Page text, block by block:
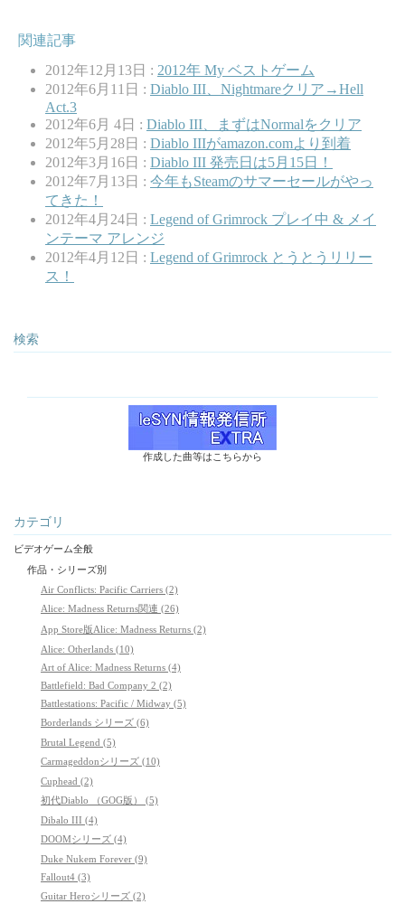
関連記事
2012年12月13日 : 2012年 My ベストゲーム
2012年6月11日 : Diablo III、Nightmareクリア→Hell
Act.3
2012年6月 4日 : Diablo III、まずはNormalをクリア
2012年5月28日 : Diablo IIIがamazon.comより到着
2012年3月16日 : Diablo III 発売日は5月15日！
2012年7月13日 : 今年もSteamのサマーセールがやっ
てきた！
2012年4月24日 : Legend of Grimrock プレイ中 & メイ
ンテーマ アレンジ
2012年4月12日 : Legend of Grimrock とうとうリリー
ス！
検索
作成した曲等はこちらから
カテゴリ
ビデオゲーム全般
作品・シリーズ別
Air Conflicts: Pacific Carriers (2)
Alice: Madness Returns関連 (26)
App Store版Alice: Madness Returns (2)
Alice: Otherlands (10)
Art of Alice: Madness Returns (4)
Battlefield: Bad Company 2 (2)
Battlestations: Pacific / Midway (5)
Borderlands シリーズ (6)
Brutal Legend (5)
Carmageddonシリーズ (10)
Cuphead (2)
初代Diablo （GOG版） (5)
Dibalo III (4)
DOOMシリーズ (4)
Duke Nukem Forever (9)
Fallout4 (3)
Guitar Heroシリーズ (2)